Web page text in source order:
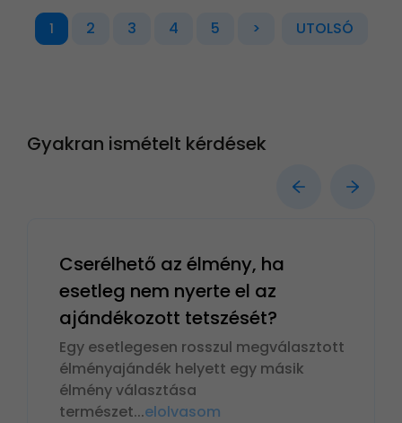
1 2 3 4 5 > UTOLSÓ
Gyakran ismételt kérdések
Cserélhető az élmény, ha
esetleg nem nyerte el az
ajándékozott tetszését?
Egy esetlegesen rosszul megválasztott
élményajándék helyett egy másik
élmény választása
természet...elolvasom